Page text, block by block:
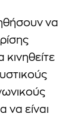
να
να είναι